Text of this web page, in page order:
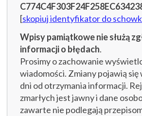
[skopiuj identyfikator do
Wpisy pamiątkowe nie służą
informacji o błędach.
Prosimy o zachowanie
wiadomości. Zmiany pojawią się
dni od otrzymania informacji.
zmarłych jest jawny i dane
zawarte nie podlegają